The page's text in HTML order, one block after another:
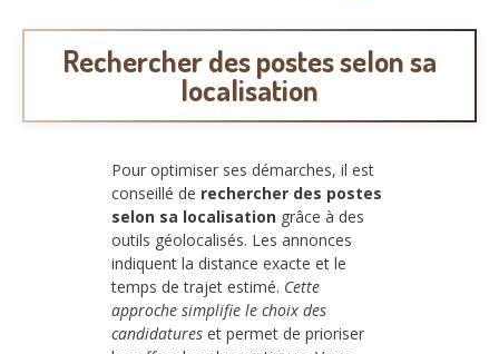
Rechercher des postes selon sa
localisation
Pour optimiser ses démarches, il est
conseillé de rechercher des postes
selon sa localisation grâce à des
outils géolocalisés. Les annonces
indiquent la distance exacte et le
temps de trajet estimé. Cette
approche simplifie le choix des
candidatures et permet de prioriser